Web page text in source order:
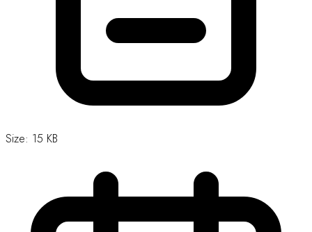
Size: 15 KB